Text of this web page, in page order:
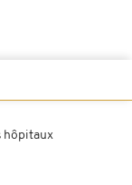
hôpitaux